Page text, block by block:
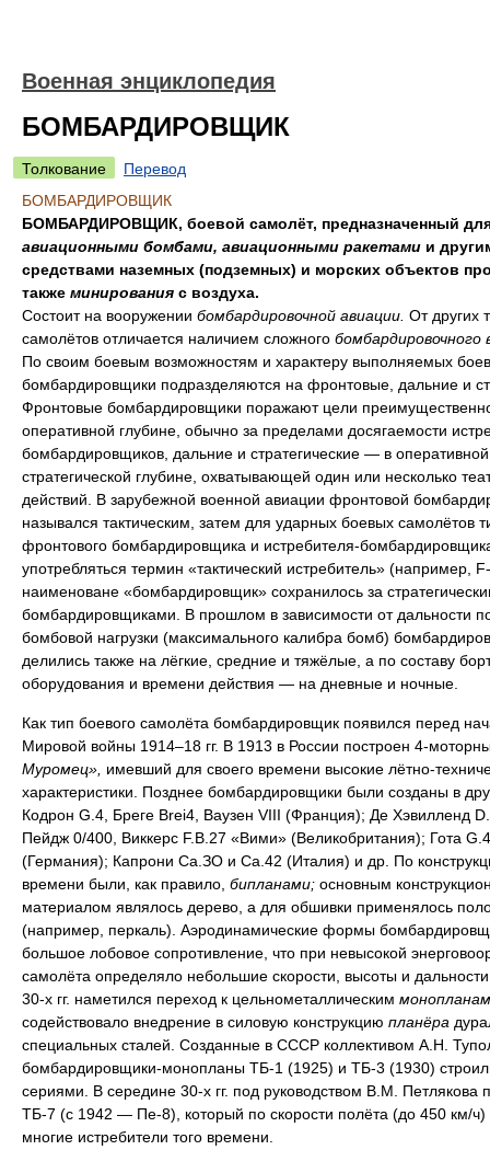
Военная энциклопедия
БОМБАРДИРОВЩИК
Толкование
Перевод
БОМБАРДИРОВЩИК
БОМБАРДИРОВЩИК, боевой самолёт, предназначенный
авиационными бомбами, авиационными ракетами и
средствами наземных (подземных) и морских объектов
также минирования с воздуха.
Состоит на вооружении бомбардировочной авиации. От других
самолётов отличается наличием сложного бомбардировочного
По своим боевым возможностям и характеру выполняемых
бомбардировщики подразделяются на фронтовые, дальние и
Фронтовые бомбардировщики поражают цели
оперативной глубине, обычно за пределами досягаемости
бомбардировщиков, дальние и стратегические — в
стратегической глубине, охватывающей один или несколько
действий. В зарубежной военной авиации фронтовой
назывался тактическим, затем для ударных боевых самолётов
фронтового бомбардировщика и истребителя-
употребляться термин «тактический истребитель» (например,
наименоване «бомбардировщик» сохранилось за
бомбардировщиками. В прошлом в зависимости от дальности
бомбовой нагрузки (максимального калибра бомб)
делились также на лёгкие, средние и тяжёлые, а по составу
оборудования и времени действия — на дневные и ночные.
Как тип боевого самолёта бомбардировщик появился перед
Мировой войны 1914–18 гг. В 1913 в России построен 4-
Муромец», имевший для своего времени высокие лётно-
характеристики. Позднее бомбардировщики были созданы в
Кодрон G.4, Бреге Brei4, Ваузен VIII (Франция); Де Хэвилленд
Пейдж 0/400, Виккерс F.B.27 «Вими» (Великобритания); Гота
(Германия); Капрони Са.ЗО и Са.42 (Италия) и др. По
времени были, как правило, бипланами; основным
материалом являлось дерево, а для обшивки применялось
(например, перкаль). Аэродинамические формы
большое лобовое сопротивление, что при невысокой
самолёта определяло небольшие скорости, высоты и
30-х гг. наметился переход к цельнометаллическим
содействовало внедрение в силовую конструкцию планёра
специальных сталей. Созданные в СССР коллективом А.Н.
бомбардировщики-монопланы ТБ-1 (1925) и ТБ-3 (1930)
сериями. В середине 30-х гг. под руководством В.М. Петлякова
ТБ-7 (с 1942 — Пе-8), который по скорости полёта (до 450 км/ч)
многие истребители того времени.